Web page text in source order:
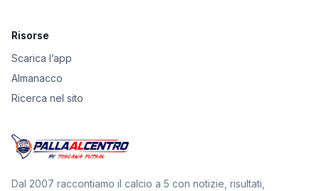
Risorse
Scarica l’app
Almanacco
Ricerca nel sito
Dal 2007 raccontiamo il calcio a 5 con notizie, risultati,